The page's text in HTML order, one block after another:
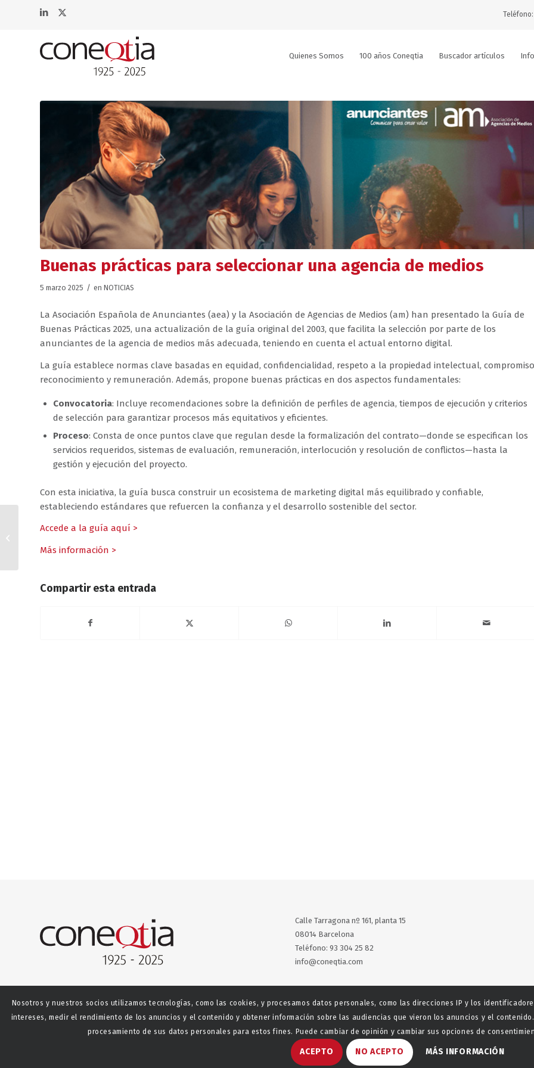
Teléfono:
Quienes Somos 100 años Coneqtia Buscador artículos
Buenas prácticas para seleccionar una agencia de medios
5 marzo 2025 / en NOTICIAS
La Asociación Española de Anunciantes (aea) y la Asociación de Agencias de Medios (am) han presentado la Guía de
Buenas Prácticas 2025, una actualización de la guía original del 2003, que facilita la selección por parte de los
anunciantes de la agencia de medios más adecuada, teniendo en cuenta el actual entorno digital.
La guía establece normas clave basadas en equidad, confidencialidad, respeto a la propiedad intelectual,
reconocimiento y remuneración. Además, propone buenas prácticas en dos aspectos fundamentales:
Convocatoria: Incluye recomendaciones sobre la definición de perfiles de agencia, tiempos de ejecución y criterios
de selección para garantizar procesos más equitativos y eficientes.
Proceso: Consta de once puntos clave que regulan desde la formalización del contrato—donde se especifican los
servicios requeridos, sistemas de evaluación, remuneración, interlocución y resolución de conflictos—hasta la
gestión y ejecución del proyecto.
Con esta iniciativa, la guía busca construir un ecosistema de marketing digital más equilibrado y confiable,
estableciendo estándares que refuercen la confianza y el desarrollo sostenible del sector.
Accede a la guía aquí >
Más información >
Compartir esta entrada
Calle Tarragona nº 161, planta 15
08014 Barcelona
Teléfono: 93 304 25 82
info@coneqtia.com
X LinkedIn
Política de privacidad
IAB: la publicidad digital
Nosotros y nuestros socios utilizamos tecnologías, como las cookies, y procesamos datos personales, como las direcciones IP y los
intereses, medir el rendimiento de los anuncios y el contenido y obtener información sobre las audiencias que vieron los anuncios y el
procesamiento de sus datos personales para estos fines. Puede cambiar de opinión y cambiar sus opciones de
ACEPTO NO ACEPTO MÁS INFORMACIÓN